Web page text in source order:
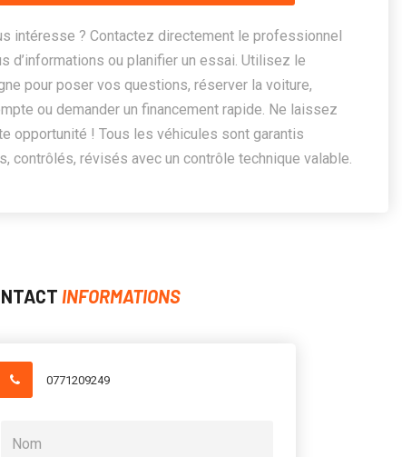
intéresse ? Contactez directement le professionnel
d’informations ou planifier un essai. Utilisez le
pour poser vos questions, réserver la voiture,
ou demander un financement rapide. Ne laissez
opportunité ! Tous les véhicules sont garantis
contrôlés, révisés avec un contrôle technique valable.
INFORMATIONS
0771209249